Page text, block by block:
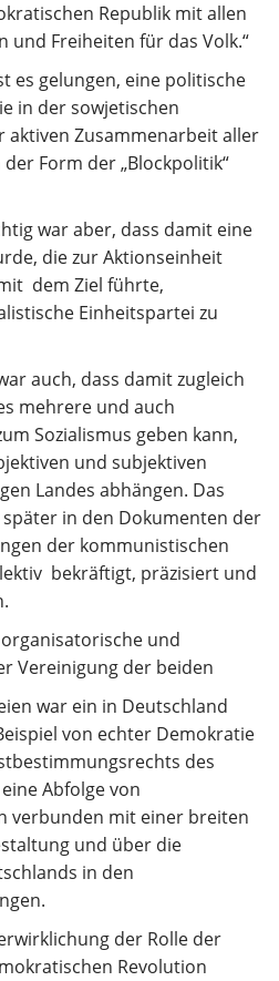
Republik mit allen
und Freiheiten für das Volk.“
es gelungen, eine politische
in der sowjetischen
aktiven Zusammenarbeit aller
Form der „Blockpolitik“
war aber, dass damit eine
die zur Aktionseinheit
dem Ziel führte,
Einheitspartei zu
auch, dass damit zugleich
mehrere und auch
Sozialismus geben kann,
und subjektiven
Landes abhängen. Das
in den Dokumenten der
der kommunistischen
bekräftigt, präzisiert und
und
Vereinigung der beiden
war ein in Deutschland
von echter Demokratie
des
Abfolge von
verbunden mit einer breiten
und über die
in den
der Rolle der
Revolution